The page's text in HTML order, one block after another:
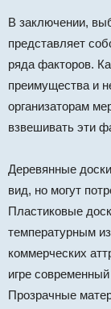
В заключении,
представляет
ряда факторов.
преимущества и
организаторам
взвешивать эти
Деревянные
вид, но могут
Пластиковые
температурным
коммерческих
игре
Прозрачные